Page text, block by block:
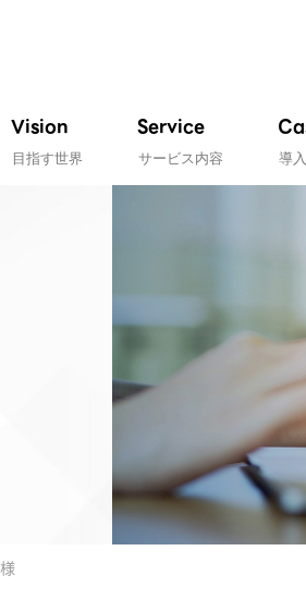
Vision
目指す世界
Service
サービス内容 導